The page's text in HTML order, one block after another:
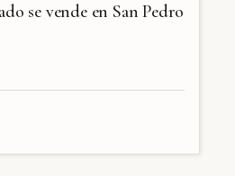
se vende en San Pedro